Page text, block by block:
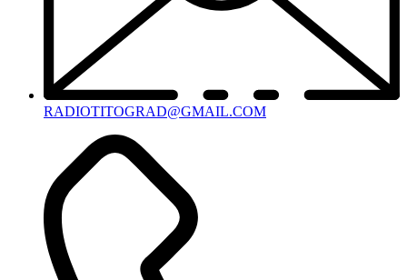
RADIOTITOGRAD@GMAIL.COM